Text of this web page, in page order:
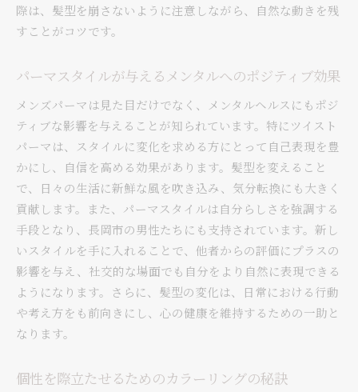
際は、髪型を崩さないように注意しながら、自然な動きを残
すことがコツです。
パーマスタイルが与えるメンタルへのポジティブ効果
メンズパーマは見た目だけでなく、メンタルヘルスにもポジ
ティブな影響を与えることが知られています。特にツイスト
パーマは、スタイルに変化を求める方にとって自己表現を豊
かにし、自信を高める効果があります。髪型を変えること
で、日々の生活に新鮮な風を吹き込み、気分転換にも大きく
貢献します。また、パーマスタイルは自分らしさを強調する
手段となり、長岡市の男性たちにも支持されています。新し
いスタイルを手に入れることで、他者からの評価にプラスの
影響を与え、社交的な場面でも自分をより自然に表現できる
ようになります。さらに、髪型の変化は、日常における行動
や考え方をも前向きにし、心の健康を維持するための一助と
なります。
個性を際立たせるためのカラーリングの秘訣